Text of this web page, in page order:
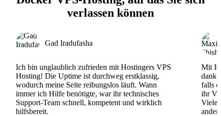
verlassen können
Gad Iradufasha
Ich bin unglaublich zufrieden mit Hostingers VPS
Hosting! Die Uptime ist durchweg erstklassig,
wodurch meine Seite reibungslos läuft. Wann
immer ich Hilfe benötigte, war ihr technisches
Support-Team schnell, kompetent und wirklich
hilfsbereit.
Mit
dank
falls
ihr